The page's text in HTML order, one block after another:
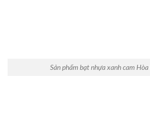
Sản phẩm bạt nhựa xanh cam